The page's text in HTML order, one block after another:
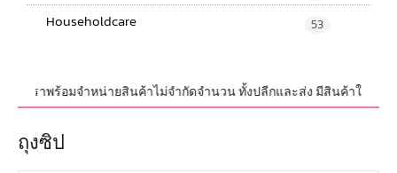
Householdcare 53
อมจำหน่ายสินค้าไม่จำกัดจำนวน ทั้งปลีกและส่ง มีสินค้าใหม่อัพเดทที่ทัน
ถุงซิป